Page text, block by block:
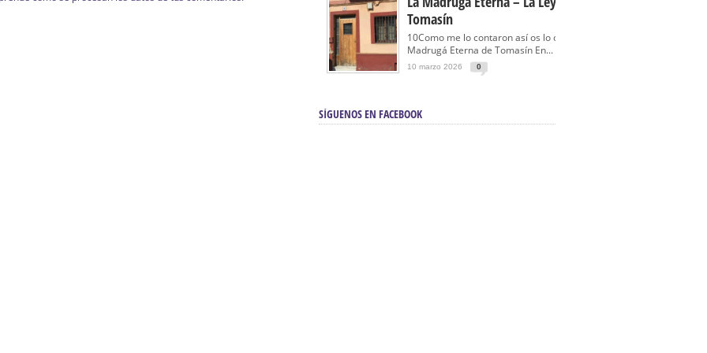
Tomasín
10Como me lo contaron así os lo cuento… La
Madrugá Eterna de Tomasín En...
10 marzo 2026 0
SÍGUENOS EN FACEBOOK